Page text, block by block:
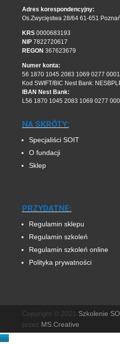
Adres korespondencyjny:
Os.Zwycięstwa 28/64 61-651 Poznań
KRS0000683193
NIP7822720617
REGON 367623679
Numer konta:
56 1870 1045 2083 1069 0277 0001
Kod SWIFT/BIC Nest Bank:
IBAN Nest Bank:
L56 1870 1045 2083 1069 0277
NA SKRÓTY:
Specjaliści SOIT
O fundacji
Sklep
PRZYDATNE:
Regulamin sklepu
Regulamin szkoleń
Regulamin szkoleń online
Polityka prywatności
Copyright © 2021 Szkolenie
przez MS.Creative
jjjjjj